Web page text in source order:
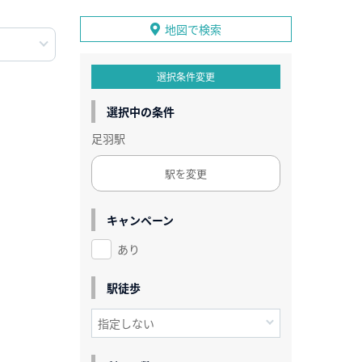
地図で検索
選択条件変更
選択中の条件
足羽駅
駅を変更
キャンペーン
あり
駅徒歩